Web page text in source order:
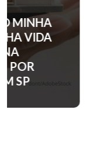
MINHA
VIDA
POR
SP